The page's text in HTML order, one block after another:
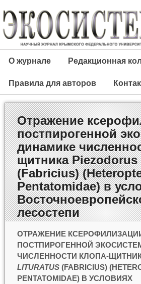
О журнале Редакционная
Правила для авторов
Отражение
постпирогенной
динамике
щитника
(Fabricius)
Pentatomidae) в
лесостепи
ОТРАЖЕНИЕ
ПОСТПИРОГЕННОЙ
ЧИСЛЕННОСТИ КЛОПА-
LITURATUS(FABRICIUS)
PENTATOMIDAE) В УСЛОВИЯХ